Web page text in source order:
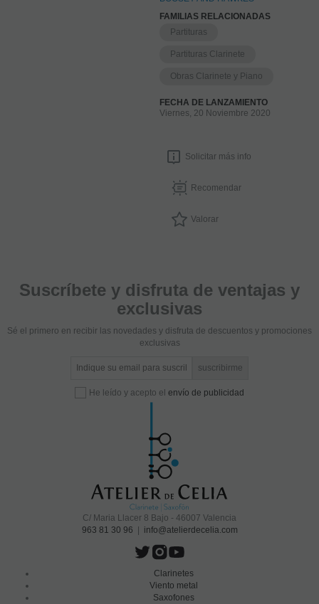
FAMILIAS RELACIONADAS
Partituras
Partituras Clarinete
Obras Clarinete y Piano
FECHA DE LANZAMIENTO
Viernes, 20 Noviembre 2020
Solicitar más info
Recomendar
Valorar
Suscríbete y disfruta de ventajas y
exclusivas
Sé el primero en recibir las novedades y disfruta de descuentos y promociones
exclusivas
He leído y acepto el envío de publicidad
C/ Maria Llacer 8 Bajo - 46007 Valencia
963 81 30 96
info@atelierdecelia.com
Clarinetes
Viento metal
Saxofones